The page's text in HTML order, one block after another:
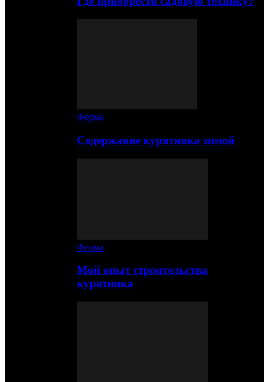
Ферма
Содержание курятника зимой
Ферма
Мой опыт строительства
курятника